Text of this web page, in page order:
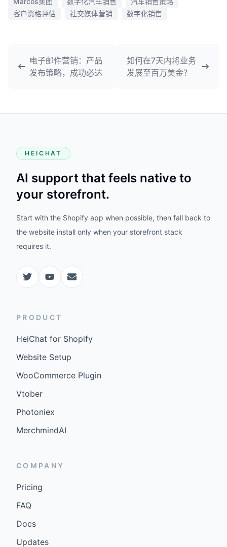
客户资格评估
社交媒体营销 数字化销售
电子邮件营销：产品
发布策略，成功必达
如何在7天内将业务
发展至百万美金？
HEICHAT
AI support that feels native to
your storefront.
Start with the Shopify app when possible, then fall back to
the website install only when your storefront stack
requires it.
PRODUCT
HeiChat for Shopify
Website Setup
WooCommerce Plugin
Vtober
Photoniex
MerchmindAI
COMPANY
Pricing
FAQ
Docs
Updates